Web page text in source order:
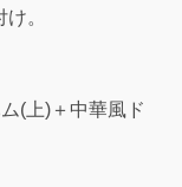
。
(上)＋中華風ド